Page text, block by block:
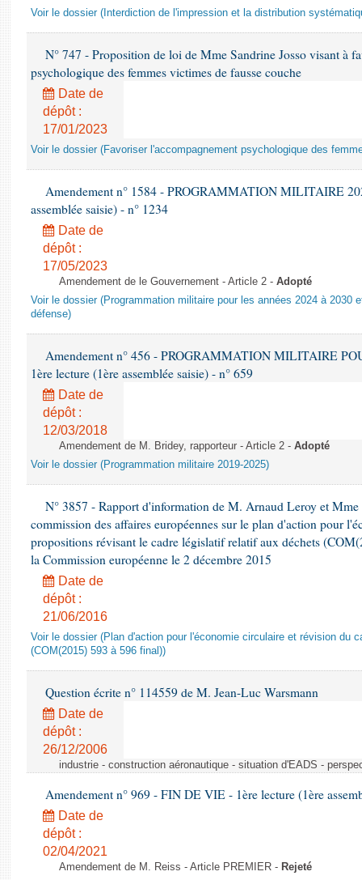
Comptes rendus des débats
Voir le dossier (Interdiction de l'impression et la distribution
N° 747 - Proposition de loi de Mme Sandrine Josso visant à
psychologique des femmes victimes de fausse couche
Date de
dépôt :
17/01/2023
Voir le dossier (Favoriser l'accompagnement psychologique des
Amendement n° 1584 - PROGRAMMATION MILITAIRE
assemblée saisie) - n° 1234
Date de
dépôt :
17/05/2023
Amendement de le Gouvernement - Article 2 - Adopté
Voir le dossier (Programmation militaire pour les années 2024 à 2030
défense)
Amendement n° 456 - PROGRAMMATION MILITAIRE
1ère lecture (1ère assemblée saisie) - n° 659
Date de
dépôt :
12/03/2018
Amendement de M. Bridey, rapporteur - Article 2 - Adopté
Voir le dossier (Programmation militaire 2019-2025)
N° 3857 - Rapport d'information de M. Arnaud Leroy et Mme
commission des affaires européennes sur le plan d'action pour
propositions révisant le cadre législatif relatif aux déchets
la Commission européenne le 2 décembre 2015
Date de
dépôt :
21/06/2016
Voir le dossier (Plan d'action pour l'économie circulaire et révision du
(COM(2015) 593 à 596 final))
Question écrite n° 114559 de M. Jean-Luc Warsmann
Date de
dépôt :
26/12/2006
industrie - construction aéronautique - situation d'EADS -
Amendement n° 969 - FIN DE VIE - 1ère lecture (1ère
Date de
dépôt :
02/04/2021
Amendement de M. Reiss - Article PREMIER - Rejeté